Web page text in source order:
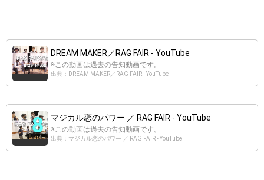
DREAM MAKER／RAG FAIR - YouTube
※この動画は過去の告知動画です。
出典：DREAM MAKER／RAG FAIR - YouTube
マジカル恋のパワー ／ RAG FAIR - YouTube
※この動画は過去の告知動画です。
出典：マジカル恋のパワー ／ RAG FAIR - YouTube